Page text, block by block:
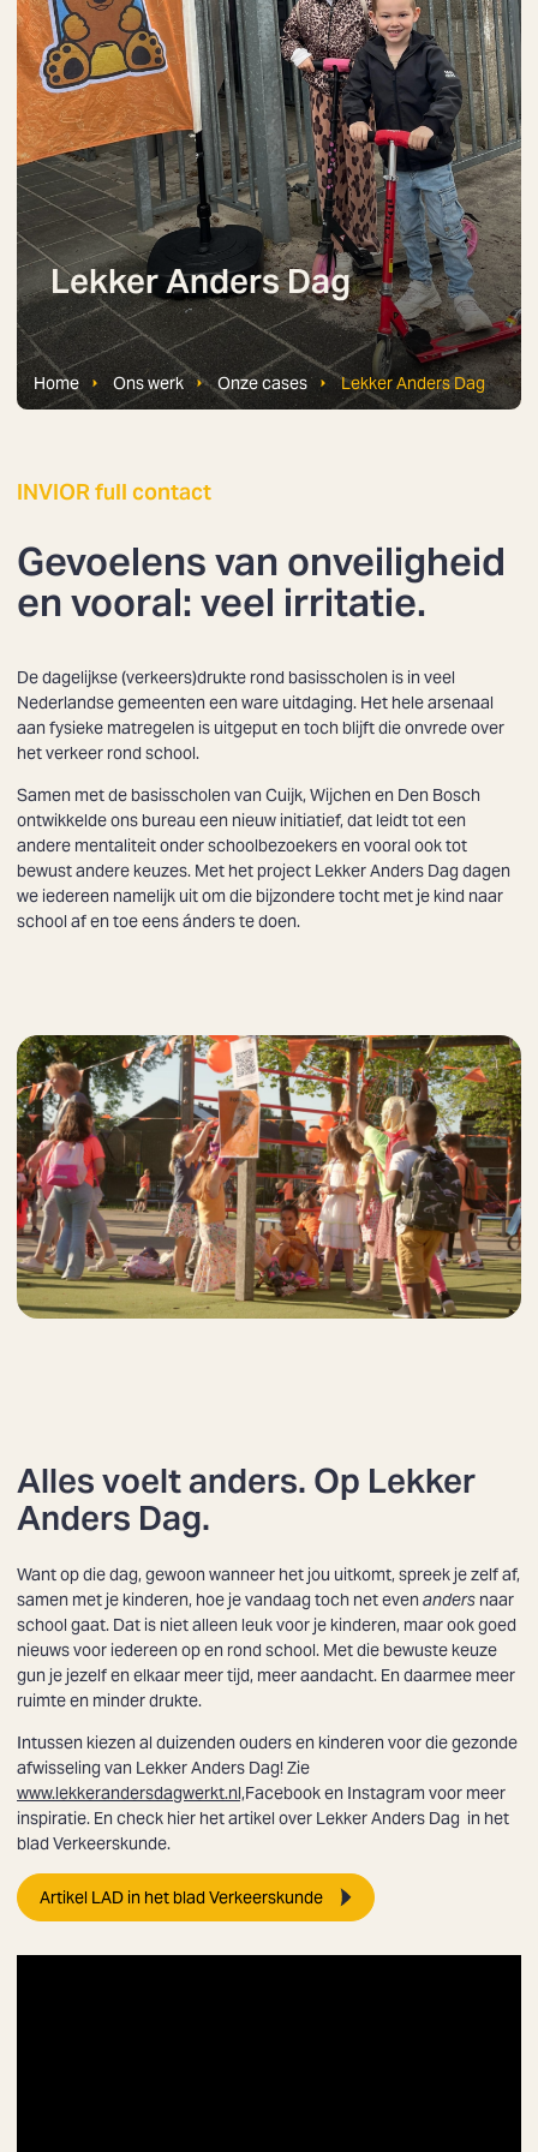
Lekker Anders Dag
Home Ons werk Onze cases Lekker Anders Dag
INVIOR full contact
Gevoelens van onveiligheid
en vooral: veel irritatie.
De dagelijkse (verkeers)drukte rond basisscholen is in veel
Nederlandse gemeenten een ware uitdaging. Het hele arsenaal
aan fysieke matregelen is uitgeput en toch blijft die onvrede over
het verkeer rond school.
Samen met de basisscholen van Cuijk, Wijchen en Den Bosch
ontwikkelde ons bureau een nieuw initiatief, dat leidt tot een
andere mentaliteit onder schoolbezoekers en vooral ook tot
bewust andere keuzes. Met het project Lekker Anders Dag dagen
we iedereen namelijk uit om die bijzondere tocht met je kind naar
school af en toe eens ánders te doen.
Alles voelt anders. Op Lekker
Anders Dag.
Want op die dag, gewoon wanneer het jou uitkomt, spreek je zelf af,
samen met je kinderen, hoe je vandaag toch net even anders naar
school gaat. Dat is niet alleen leuk voor je kinderen, maar ook goed
nieuws voor iedereen op en rond school. Met die bewuste keuze
gun je jezelf en elkaar meer tijd, meer aandacht. En daarmee meer
ruimte en minder drukte.
Intussen kiezen al duizenden ouders en kinderen voor die gezonde
afwisseling van Lekker Anders Dag! Zie
www.lekkerandersdagwerkt.nl,Facebook en Instagram voor meer
inspiratie. En check hier het artikel over Lekker Anders Dag in het
blad Verkeerskunde.
Artikel LAD in het blad Verkeerskunde